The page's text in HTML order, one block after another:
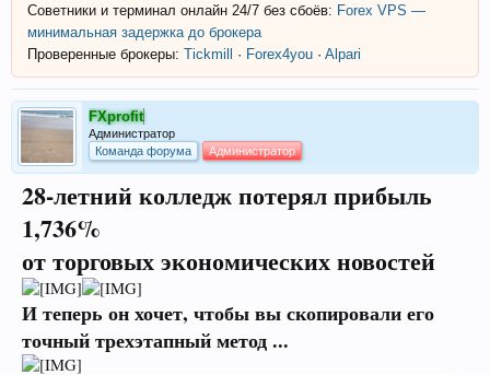
Советники и терминал онлайн 24/7 без сбоёв: Forex VPS —
минимальная задержка до брокера
Проверенные брокеры: Tickmill · Forex4you · Alpari
FXprofit
Администратор
Команда форума
Администратор
28-летний колледж потерялприбыль
1,736%
от торговых экономических новостей
И теперь он хочет, чтобы вы скопировали его
точный трехэтапный метод ...